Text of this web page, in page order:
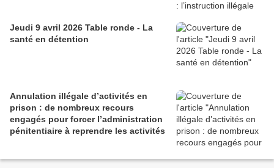
Jeudi 9 avril 2026 Table ronde - La
santé en détention
Annulation illégale d’activités en
prison : de nombreux recours
engagés pour forcer l’administration
pénitentiaire à reprendre les activités